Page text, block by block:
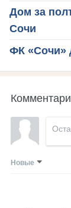
Дом за
Сочи
ФК «Сочи»
Новые